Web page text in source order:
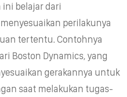
belajar dari
perilakunya
tertentu. Contohnya
Boston Dynamics, yang
gerakannya untuk
saat melakukan tugas-